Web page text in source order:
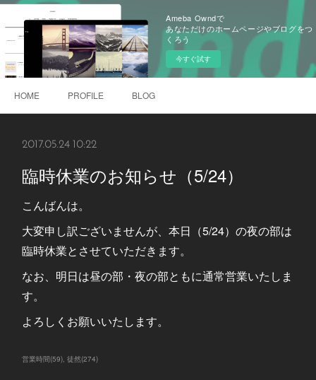
Ameba Owndで
あなただけのホームページやブログをつ
くろう
今すぐ試す
HOME PROFILE BLOG
2017.05.24 10:22
臨時休業のお知らせ（5/24）
こんばんは。
大変申し訳ございませんが、本日（5/24）の夜の部は
臨時休業とさせていただきます。
なお、明日は昼の部・夜の部ともに通常営業いたしま
す。
よろしくお願いいたします。
営業時間(59) 徒然(274)